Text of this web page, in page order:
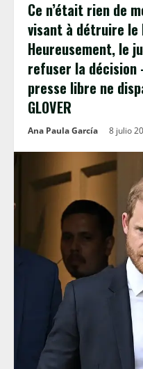
Ce n’était rien de
visant à détruire le
Heureusement, le
refuser la décision
presse libre ne
GLOVER
Ana Paula García 8 julio